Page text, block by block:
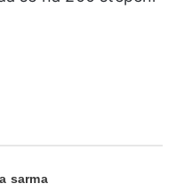
sarma